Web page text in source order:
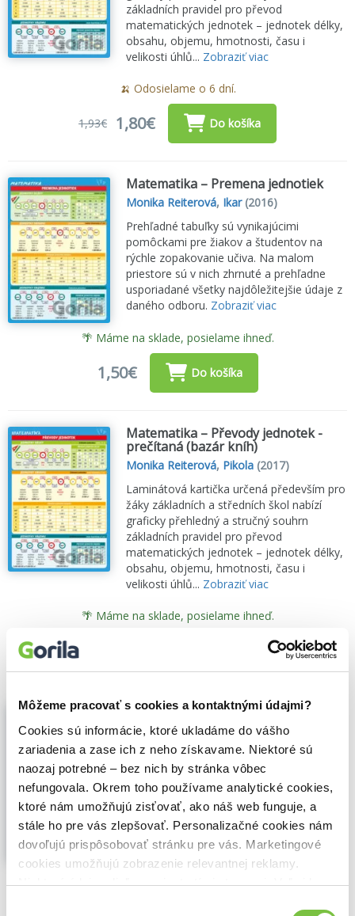
Môžeme pracovať s cookies a kontaktnými údajmi?
Cookies sú informácie, ktoré ukladáme do vášho
zariadenia a zase ich z neho získavame. Niektoré sú
naozaj potrebné – bez nich by stránka vôbec
nefungovala. Okrem toho používame analytické cookies,
ktoré nám umožňujú zisťovať, ako náš web funguje, a
stále ho pre vás zlepšovať. Personalizačné cookies nám
dovoľujú prispôsobovať stránku pre vás. Marketingové
cookies umožňujú zobrazenie relevantnej reklamy.
Niektoré údaje zdieľame aj s tretími stranami. Veľmi by
základních pravidel pro převod
matematických jednotek – jednotek délky,
obsahu, objemu, hmotnosti, času i
velikosti úhlů... Zobraziť viac
🍌 Odosielame o 6 dní.
1,93€ 1,80€ Do košíka
Matematika – Premena jednotiek
Monika Reiterová, Ikar(2016)
Prehľadné tabuľky sú vynikajúcimi
pomôckami pre žiakov a študentov na
rýchle zopakovanie učiva. Na malom
priestore sú v nich zhrnuté a prehľadne
usporiadané všetky najdôležitejšie údaje z
daného odboru. Zobraziť viac
🌴 Máme na sklade, posielame ihneď.
1,50€ Do košíka
Matematika – Převody jednotek -
prečítaná (bazár kníh)
Monika Reiterová, Pikola (2017)
Laminátová kartička určená především pro
žáky základních a středních škol nabízí
graficky přehledný a stručný souhrn
základních pravidel pro převod
matematických jednotek – jednotek délky,
obsahu, objemu, hmotnosti, času i
velikosti úhlů... Zobraziť viac
🌴 Máme na sklade, posielame ihneď.
Zľava 16% Technika pre 8. ročník ZŠ
Bernardína Borsíková ,Čestmír Serafín
Krotký,Monika Reiterová,Oľga Bogová
Roman Stadtrucker
Raabe
Plánovať, konštruovať, opraviť (pracovný
zošit)
Praktické učenie pre 8. ročník. Kombinuje
elektroniku, materiály, domácnosť a
prípravu jedál. Pre žiakov aj učiteľov.
Zobraziť viac